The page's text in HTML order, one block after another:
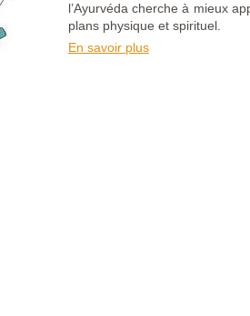
l’Ayurvéda cherche à mieux
plans physique et spirituel.
En savoir plus